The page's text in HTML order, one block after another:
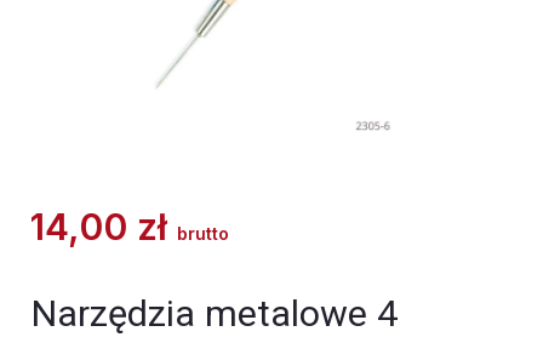
14,00 zł brutto
Narzędzia metalowe 4